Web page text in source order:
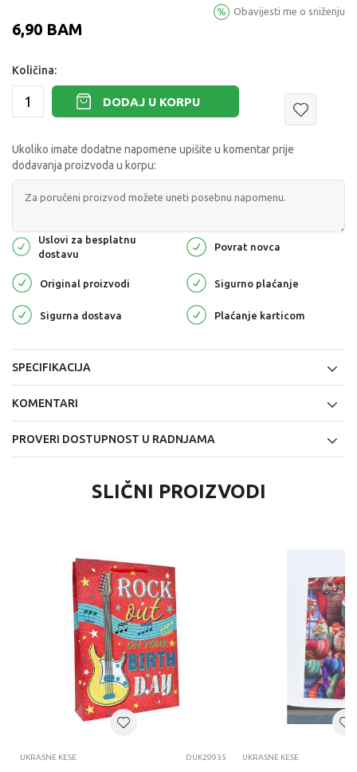
6,90 BAM
Obavijesti me o sniženju
Količina:
DODAJ U KORPU
Ukoliko imate dodatne napomene upišite u komentar prije
dodavanja proizvoda u korpu:
Uslovi za besplatnu
dostavu
Povrat novca
Original proizvodi Sigurno plaćanje
Sigurna dostava Plaćanje karticom
SPECIFIKACIJA
KOMENTARI
PROVERI DOSTUPNOST U RADNJAMA
SLIČNI PROIZVODI
UKRASNE KESE DUK29935 UKRASNE KESE